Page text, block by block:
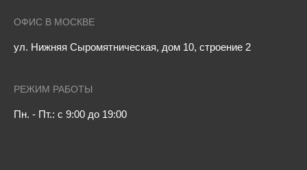
ОФИС В МОСКВЕ
ул. Нижняя Сыромятническая, дом 10, строение 2
РЕЖИМ РАБОТЫ
Пн. - Пт.: с 9:00 до 19:00